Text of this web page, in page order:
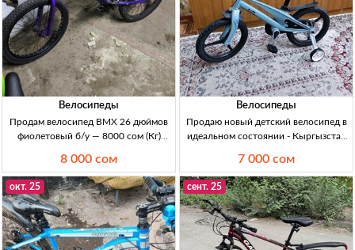
Велосипеды
Продам велосипед BMX 26 дюймов
фиолетовый б/у — 8000 сом (Кг)
скейт-площадок, б/у, состояние: б/у
8 000 сом
Велосипеды
Продаю новый детский велосипед в
идеальном состоянии - Кыргызстан
колёса, 7000 сом, идеальное
состоян., Аламедине-1
7 000 сом
окт. 25 сент. 25